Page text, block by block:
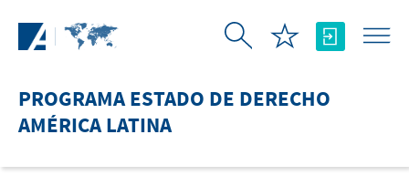
PROGRAMA ESTADO DE DERECHO
AMÉRICA LATINA